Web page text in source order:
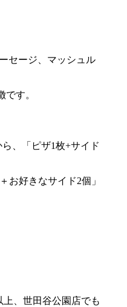
セージ、マッシュル
す。
、「ピザ1枚+サイド
お好きなサイド2個」
、世田谷公園店でも